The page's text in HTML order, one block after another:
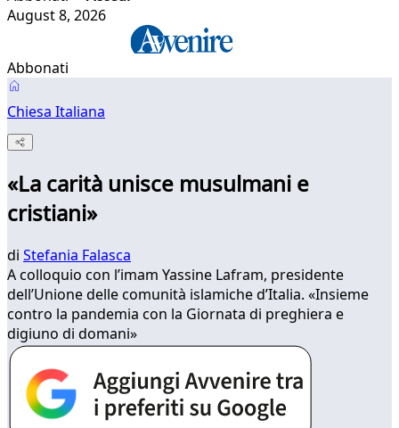
August 8, 2026
Abbonati
Chiesa Italiana
«La carità unisce musulmani e
cristiani»
di Stefania Falasca
A colloquio con l’imam Yassine Lafram, presidente
dell’Unione delle comunità islamiche d’Italia. «Insieme
contro la pandemia con la Giornata di preghiera e
digiuno di domani»